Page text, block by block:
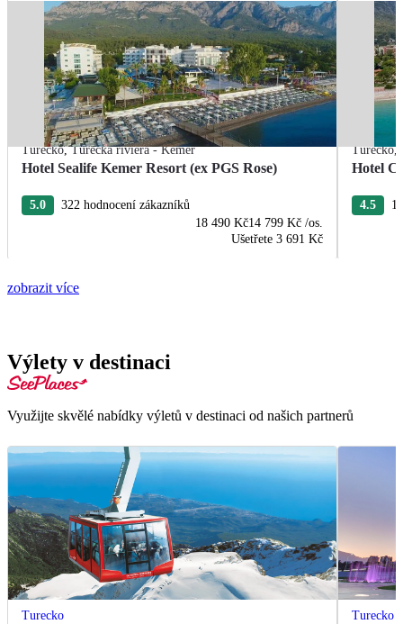
Turecko,Turecká riviéra - Kemer
Hotel Sealife Kemer Resort (ex PGS Rose)
5.0
322 hodnocení zákazníků
18 490 Kč14 799 Kč /os.
Ušetřete 3 691 Kč
Turecko,
Hotel
4.5
zobrazit více
Výlety v destinaci
Využijte skvělé nabídky výletů v destinaci od našich partnerů
Turecko Turecko